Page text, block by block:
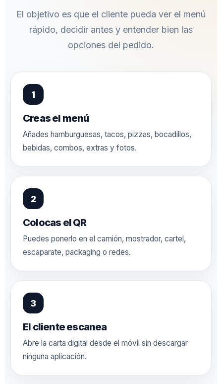
El objetivo es que el cliente pueda ver el menú
rápido, decidir antes y entender bien las
opciones del pedido.
Creas el menú
Añades hamburguesas, tacos, pizzas, bocadillos,
bebidas, combos, extras y fotos.
Colocas el QR
Puedes ponerlo en el camión, mostrador, cartel,
escaparate, packaging o redes.
El cliente escanea
Abre la carta digital desde el móvil sin descargar
ninguna aplicación.